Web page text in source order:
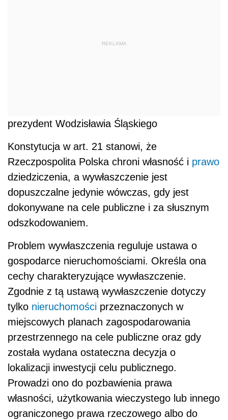
REKLAMA
prezydent Wodzisławia Śląskiego
Konstytucja w art. 21 stanowi, że
Rzeczpospolita Polska chroni własność i prawo
dziedziczenia, a wywłaszczenie jest
dopuszczalne jedynie wówczas, gdy jest
dokonywane na cele publiczne i za słusznym
odszkodowaniem.
Problem wywłaszczenia reguluje ustawa o
gospodarce nieruchomościami. Określa ona
cechy charakteryzujące wywłaszczenie.
Zgodnie z tą ustawą wywłaszczenie dotyczy
tylko nieruchomości przeznaczonych w
miejscowych planach zagospodarowania
przestrzennego na cele publiczne oraz gdy
została wydana ostateczna decyzja o
lokalizacji inwestycji celu publicznego.
Prowadzi ono do pozbawienia prawa
własności, użytkowania wieczystego lub innego
ograniczonego prawa rzeczowego albo do